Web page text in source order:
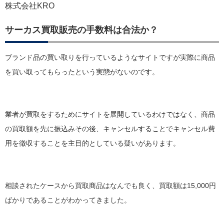
株式会社KRO
サーカス買取販売の手数料は合法か？
ブランド品の買い取りを行っているようなサイトですが実際に商品
を買い取ってもらったという実態がないのです。
業者が買取をするためにサイトを展開しているわけではなく、商品
の買取額を先に振込みその後、キャンセルすることでキャンセル費
用を徴収することを主目的としている疑いがあります。
相談されたケースから買取商品はなんでも良く、買取額は15,000円
ばかりであることがわかってきました。